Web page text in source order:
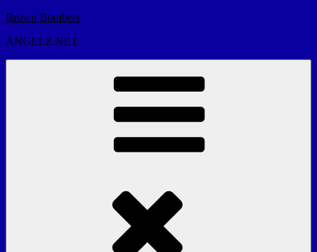
Hoppa
innehåll
Brown Bombers
ANGELZ.NET